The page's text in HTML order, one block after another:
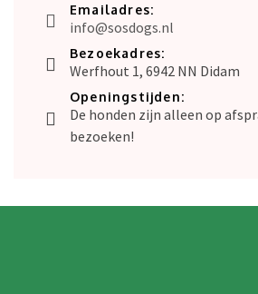
Emailadres:
info@sosdogs.nl
Bezoekadres:
Werfhout 1, 6942 NN Didam
Openingstijden:
De honden zijn alleen op
bezoeken!